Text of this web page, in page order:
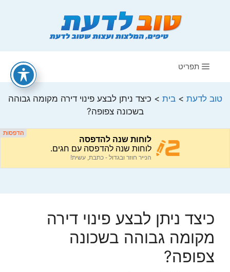
תפריט
טוב לדעת >בית > כיצד ניתן לבצע פינוי דירה מקומה גבוהה
בשכונה צפופה?
כיצד ניתן לבצע פינוי דירה
מקומה גבוהה בשכונה
צפופה?